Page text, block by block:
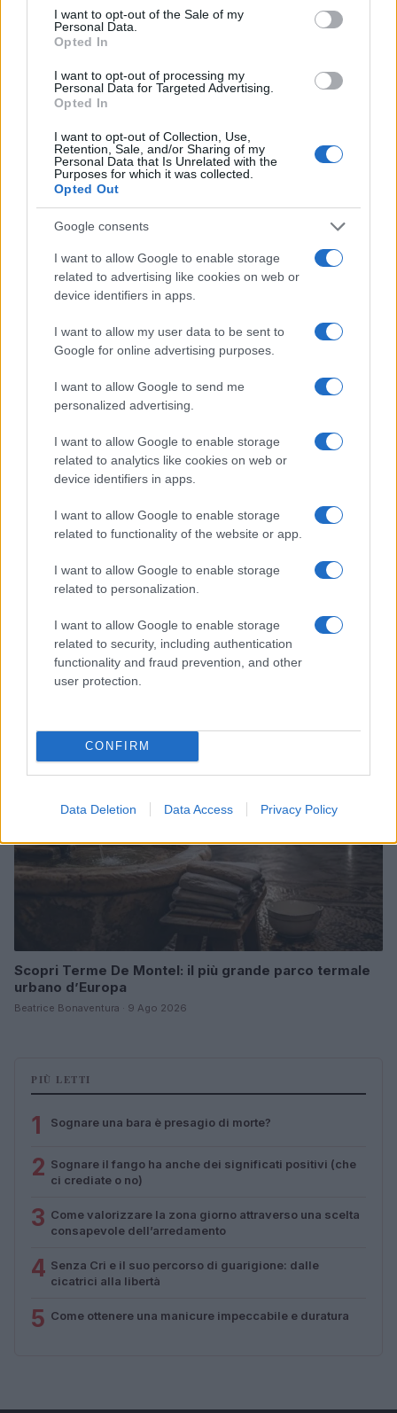
consent section.
I want to opt-out of the Sale of my
Personal Data.
Opted In
I want to opt-out of processing my
Personal Data for Targeted Advertising.
Opted In
I want to opt-out of Collection, Use,
Retention, Sale, and/or Sharing of my
Personal Data that Is Unrelated with the
Purposes for which it was collected.
Opted Out
Google consents
I want to allow Google to enable storage
related to advertising like cookies on web or
device identifiers in apps.
I want to allow my user data to be sent to
Google for online advertising purposes.
I want to allow Google to send me
personalized advertising.
I want to allow Google to enable storage
related to analytics like cookies on web or
device identifiers in apps.
I want to allow Google to enable storage
related to functionality of the website or app.
I want to allow Google to enable storage
related to personalization.
I want to allow Google to enable storage
related to security, including authentication
functionality and fraud prevention, and other
user protection.
CONFIRM
Data Deletion Data Access Privacy Policy
Continua a leggere
SALUTE
Scambio di embrioni al San Raffaele: cosa è successo
e quali sono le conseguenze
Beatrice Bonaventura · 9 Ago 2026
Scopri Noto: guida alla città barocca più elegante della
Matteo Pellegrino · 9 Ago 2026
Scopri Terme De Montel: il più grande parco termale
urbano d’Europa
Beatrice Bonaventura · 9 Ago 2026
PIÙ LETTI
1 Sognare una bara è presagio di morte?
2 Sognare il fango ha anche dei significati positivi (che
ci crediate o no)
3 Come valorizzare la zona giorno attraverso una scelta
consapevole dell’arredamento
4 Senza Cri e il suo percorso di guarigione: dalle
cicatrici alla libertà
5 Come ottenere una manicure impeccabile e duratura